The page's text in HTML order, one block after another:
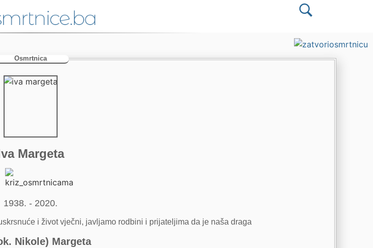
Osmrtnica
Margeta
1938. - 2020.
i život vječni, javljamo rodbini i prijateljima da je naša draga
Nikole) Margeta